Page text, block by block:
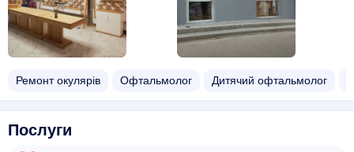
Ремонт окулярів Офтальмолог Дитячий офтальмолог
Послуги